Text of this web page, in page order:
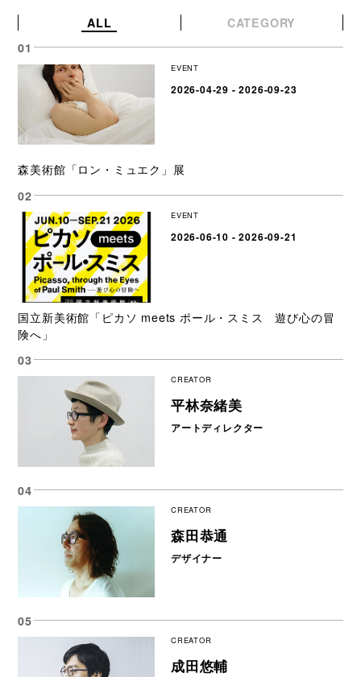
ALL CATEGORY
EVENT
2026-04-29 - 2026-09-23
森美術館「ロン・ミュエク」展
EVENT
2026-06-10 - 2026-09-21
国立新美術館「ピカソ meets ポール・スミス 遊び心の冒
険へ」
CREATOR
平林奈緒美
アートディレクター
CREATOR
森田恭通
デザイナー
CREATOR
成田悠輔